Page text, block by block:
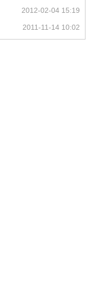
2012-02-04 15:19
2011-11-14 10:02